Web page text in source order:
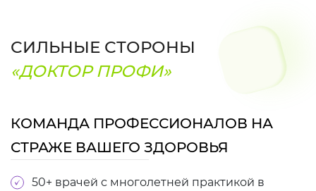
СИЛЬНЫЕ СТОРОНЫ
«ДОКТОР ПРОФИ»
КОМАНДА ПРОФЕССИОНАЛОВ НА
СТРАЖЕ ВАШЕГО ЗДОРОВЬЯ
50+ врачей с многолетней практикой в